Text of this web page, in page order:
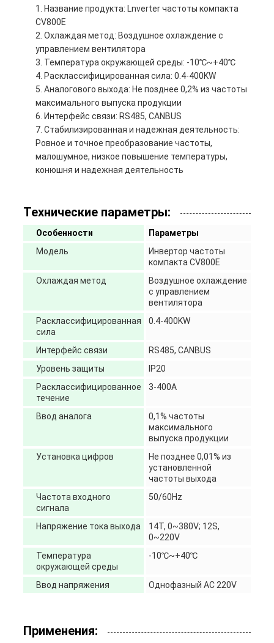
Название продукта: Lnverter частоты компакта
CV800E
Охлаждая метод: Воздушное охлаждение с
управлением вентилятора
Температура окружающей среды: -10℃~+40℃
Расклассифицированная сила: 0.4-400KW
Аналогового выхода: Не позднее 0,2% из частоты
максимального выпуска продукции
Интерфейс связи: RS485, CANBUS
Стабилизированная и надежная деятельность:
Ровное и точное преобразование частоты,
малошумное, низкое повышение температуры,
конюшня и надежная деятельность
Технические параметры:
Особенности
Параметры
Модель
Инвертор частоты
компакта CV800E
Охлаждая метод
Воздушное охлаждение
с управлением
вентилятора
Расклассифицированная
сила
0.4-400KW
Интерфейс связи
RS485, CANBUS
Уровень защиты
IP20
Расклассифицированное
течение
3-400A
Ввод аналога
0,1% частоты
максимального
выпуска продукции
Установка цифров
Не позднее 0,01% из
установленной
частоты выхода
Частота входного
сигнала
50/60Hz
Напряжение тока выхода
14T, 0~380V; 12S,
0~220V
Температура
окружающей среды
-10℃~+40℃
Ввод напряжения Однофазный AC 220V
Применения: